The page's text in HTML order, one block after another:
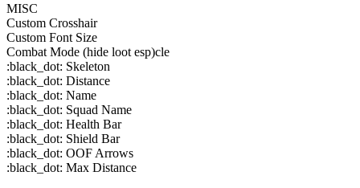
MISC
Custom Crosshair
Custom Font Size
Combat Mode (hide loot esp)cle
:black_dot: Skeleton
:black_dot: Distance
:black_dot: Name
:black_dot: Squad Name
:black_dot: Health Bar
:black_dot: Shield Bar
:black_dot: OOF Arrows
:black_dot: Max Distance